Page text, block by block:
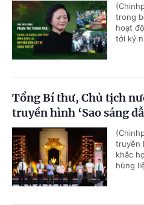
trong
hoạt
tới kỷ
Tổng Bí thư, Chủ tịch
truyền hình ‘Sao sáng
truyền
khắc
hùng